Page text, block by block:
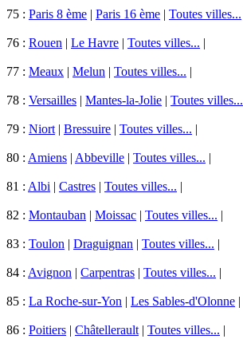
75 : Paris 8 ème | Paris 16 ème | Toutes villes...
76 : Rouen | Le Havre | Toutes villes... |
77 : Meaux | Melun | Toutes villes... |
78 : Versailles | Mantes-la-Jolie | Toutes villes...
79 : Niort | Bressuire | Toutes villes... |
80 : Amiens | Abbeville | Toutes villes... |
81 : Albi | Castres | Toutes villes... |
82 : Montauban | Moissac | Toutes villes... |
83 : Toulon | Draguignan | Toutes villes... |
84 : Avignon | Carpentras | Toutes villes... |
85 : La Roche-sur-Yon | Les Sables-d'Olonne |
86 : Poitiers | Châtellerault | Toutes villes... |